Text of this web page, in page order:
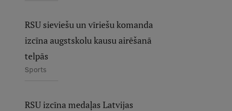
RSU sieviešu un vīriešu komanda
izcīna augstskolu kausu airēšanā
telpās
Sports
RSU izcīna medaļas Latvijas